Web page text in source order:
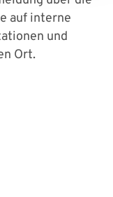
auf interne
und
Ort.